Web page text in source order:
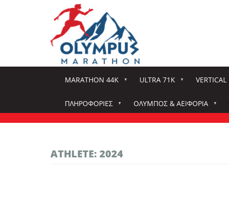
MARATHON 44K ULTRA 71K VERTICAL
ΠΛΗΡΟΦΟΡΊΕΣ ΌΛΥΜΠΟΣ & ΑΕΙΦΟΡΊΑ
ATHLETE: 2024